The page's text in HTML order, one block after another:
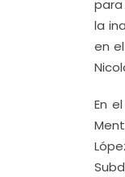
para
la
en
En